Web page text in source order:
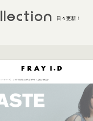
日々更新！
業種
ライフスタイル
その他
コンテンツの内容